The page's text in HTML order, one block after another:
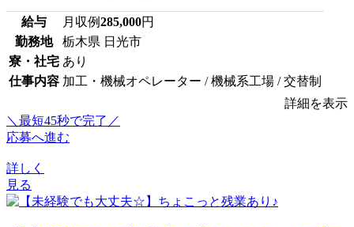
給与 月収例285,000円
勤務地
栃木県 日光市
寮・社宅 あり
仕事内容 加工・機械オペレーター / 機械系工場 / 交替制
詳細を表示
＼最短45秒で完了／
応募へ進む
詳しく
見る